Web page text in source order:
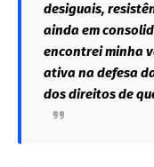
desiguais,
ainda em
encontrei minha
ativa na defesa
dos direitos de